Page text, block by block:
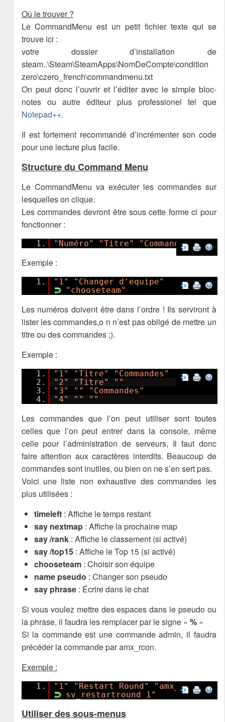
Où le trouver ?
Le CommandMenu est un petit fichier texte qui se
trouve ici :
votre dossier d’installation de
steam..\Steam\SteamApps\NomDeCompte\condition
zero\czero_french\commandmenu.txt
On peut donc l’ouvrir et l’éditer avec le simple bloc-
notes ou autre éditeur plus professionel tel que
Notepad++.
Il est fortement recommandé d’incrémenter son code
pour une lecture plus facile.
Structure du Command Menu
Le CommandMenu va exécuter les commandes sur
lesquelles on clique.
Les commandes devront être sous cette forme ci pour
fonctionner :
1. "Numéro" "Titre" "Commandes"
Exemple :
1. "1"
"Changer d'equipe"
"chooseteam"
Les numéros doivent être dans l’ordre ! Ils serviront à
lister les commandes,o n n’est pas obligé de mettre un
titre ou des commandes ;).
Exemple :
1. "1" "Titre"
"Commandes"
2.
"2" "Titre"
""
3.
"3" ""
"Commandes"
4.
"4" "" ""
Les commandes que l’on peut utiliser sont toutes
celles que l’on peut entrer dans la console, même
celle pour l’administration de serveurs, Il faut donc
faire attention aux caractères interdits. Beaucoup de
commandes sont inutiles, ou bien on ne s’en sert pas.
Voici une liste non exhaustive des commandes les
plus utilisées :
timeleft: Affiche le temps restant
say nextmap: Affiche la prochaine map
say /rank: Affiche le classement (si activé)
say /top15: Affiche le Top 15 (si activé)
chooseteam: Choisir son équipe
name pseudo : Changer son pseudo
say phrase: Écrire dans le chat
Si vous voulez mettre des espaces dans le pseudo ou
la phrase, il faudra les remplacer par le signe « %»
Si la commande est une commande admin, il faudra
précéder la commande par amx_rcon.
Exemple :
1. "1" "Restart Round"
"amx_rcon
sv_restartround 1"
Utiliser des sous-menus